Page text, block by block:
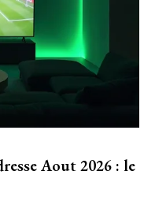
Aout 2026 : le